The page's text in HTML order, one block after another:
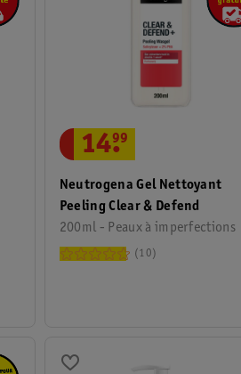
Neutrogena Gel Nettoyant
Peeling Clear & Defend
200ml - Peaux à imperfections
14.
99
10